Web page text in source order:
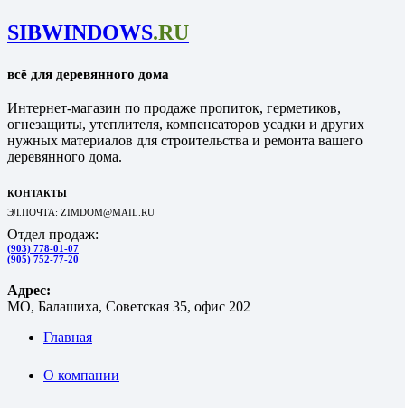
SIBWINDOWS.RU
всё для деревянного дома
Интернет-магазин по продаже пропиток, герметиков,
огнезащиты, утеплителя, компенсаторов усадки и других
нужных материалов для строительства и ремонта вашего
деревянного дома.
КОНТАКТЫ
ЭЛ.ПОЧТА: ZIMDOM@MAIL.RU
Отдел продаж:
(903) 778-01-07
(905) 752-77-20
Адрес:
МО, Балашиха, Советская 35, офис 202
Главная
О компании